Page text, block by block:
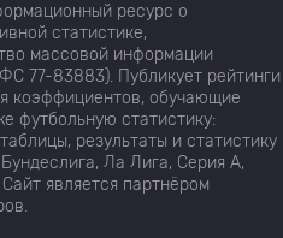
ресурс о
статистике,
массовой информации
77-83883). Публикует рейтинги
коэффициентов, обучающие
футбольную статистику:
результаты и статистику
Ла Лига, Серия А,
является партнёром